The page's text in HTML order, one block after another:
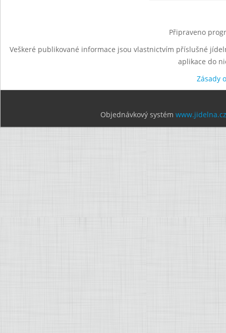
Připraveno
Veškeré publikované informace jsou vlastnictvím příslušné
aplikace do
Zásady
Objednávkový systém www.jidelna.cz